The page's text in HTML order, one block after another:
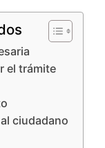
el trámite
ciudadano